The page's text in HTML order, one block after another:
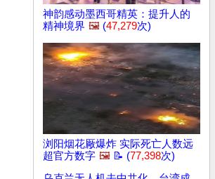
神韵感动墨西哥精英：提升人的
精神境界 🖼️ (47,279次)
浏阳烟花厰爆炸 实际死亡人数远
超官方数字 🖼️ 📝 (77,398次)